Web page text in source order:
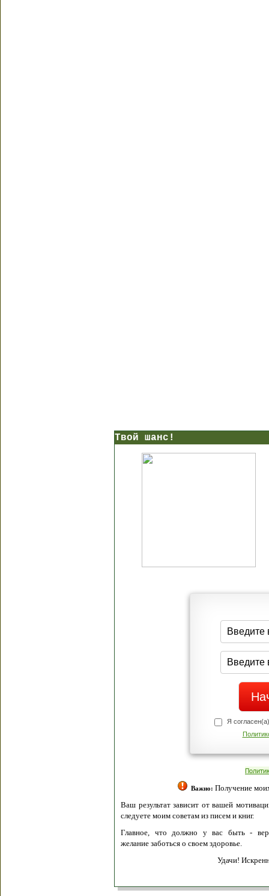
Твой шанс!
Я
Важно: Получение
Ваш результат зависит от вашей
следуете моим советам из писем и книг.
Главное, что должно у вас быть -
желание заботься о своем здоровье.
Удачи!